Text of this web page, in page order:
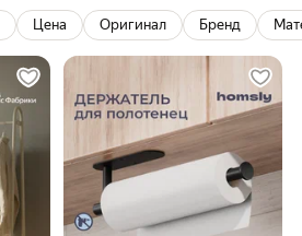
Цена Оригинал Бренд